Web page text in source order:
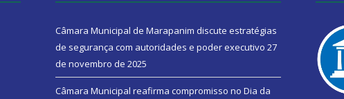
Câmara Municipal de Marapanim discute estratégias
de segurança com autoridades e poder executivo 27
de novembro de 2025
Câmara Municipal reafirma compromisso no Dia da